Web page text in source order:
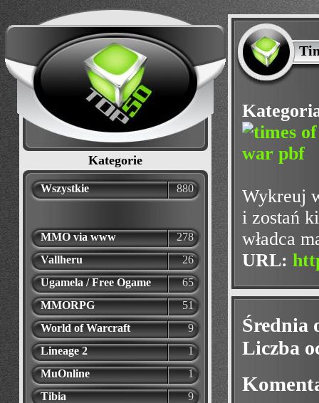
Kategorie
Wszystkie 880
MMO via www
278
Vallheru
26
Ugamela / Free Ogame
65
MMORPG
51
World of Warcraft
9
Lineage 2
1
MuOnline
1
Tibia
9
Wykreuj
i zostań
władca
URL:
Średnia
Liczba